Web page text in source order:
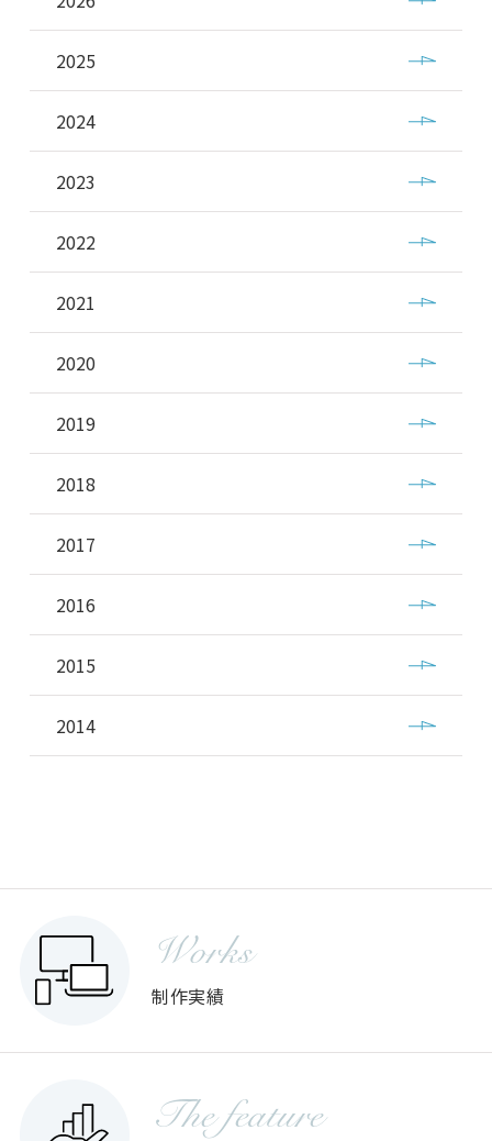
2025
2024
2023
2022
2021
2020
2019
2018
2017
2016
2015
2014
Works
制作実績
The feature